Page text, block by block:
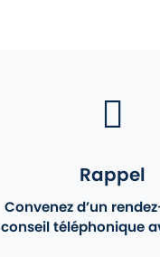
Rappel
Convenez d’un
conseil téléphonique